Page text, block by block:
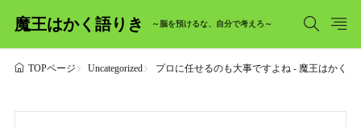
魔王はかく語りき ～脳を預けるな、自分で考えろ～
TOPページ Uncategorized プロに任せるのも大事ですよね - 魔王はかく語